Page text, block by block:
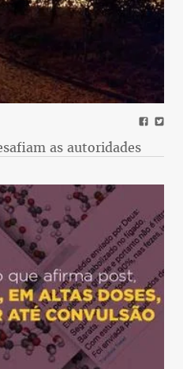
as autoridades